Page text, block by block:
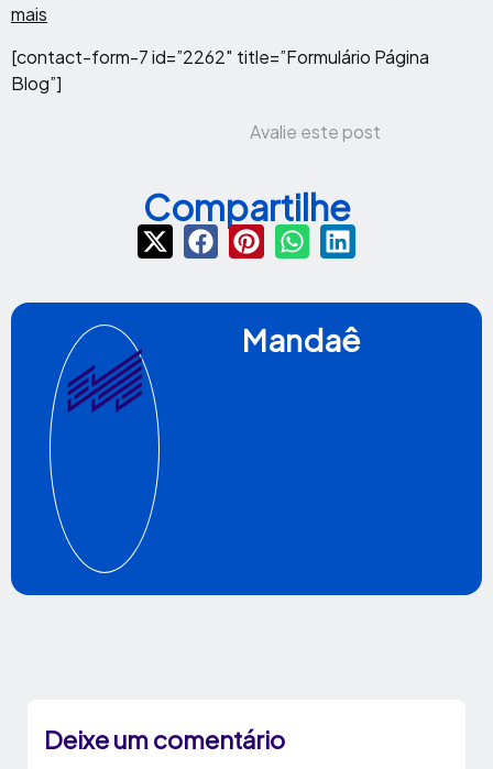
mais
[contact-form-7 id=”2262″ title=”Formulário Página
Blog”]
Avalie este post
Compartilhe
Mandaê
Deixe um comentário